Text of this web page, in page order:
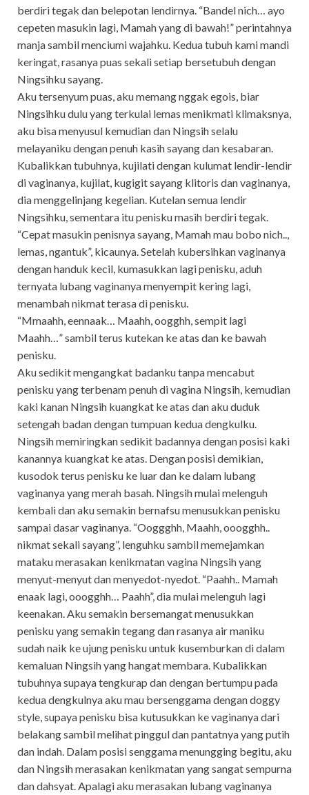
berdiri tegak dan belepotan lendirnya. “Bandel nich… ayo
cepeten masukin lagi, Mamah yang di bawah!” perintahnya
manja sambil menciumi wajahku. Kedua tubuh kami mandi
keringat, rasanya puas sekali setiap bersetubuh dengan
Ningsihku sayang.
Aku tersenyum puas, aku memang nggak egois, biar
Ningsihku dulu yang terkulai lemas menikmati klimaksnya,
aku bisa menyusul kemudian dan Ningsih selalu
melayaniku dengan penuh kasih sayang dan kesabaran.
Kubalikkan tubuhnya, kujilati dengan kulumat lendir-lendir
di vaginanya, kujilat, kugigit sayang klitoris dan vaginanya,
dia menggelinjang kegelian. Kutelan semua lendir
Ningsihku, sementara itu penisku masih berdiri tegak.
“Cepat masukin penisnya sayang, Mamah mau bobo nich..,
lemas, ngantuk”, kicaunya. Setelah kubersihkan vaginanya
dengan handuk kecil, kumasukkan lagi penisku, aduh
ternyata lubang vaginanya menyempit kering lagi,
menambah nikmat terasa di penisku.
“Mmaahh, eennaak… Maahh, oogghh, sempit lagi
Maahh…” sambil terus kutekan ke atas dan ke bawah
penisku.
Aku sedikit mengangkat badanku tanpa mencabut
penisku yang terbenam penuh di vagina Ningsih, kemudian
kaki kanan Ningsih kuangkat ke atas dan aku duduk
setengah badan dengan tumpuan kedua dengkulku.
Ningsih memiringkan sedikit badannya dengan posisi kaki
kanannya kuangkat ke atas. Dengan posisi demikian,
kusodok terus penisku ke luar dan ke dalam lubang
vaginanya yang merah basah. Ningsih mulai melenguh
kembali dan aku semakin bernafsu menusukkan penisku
sampai dasar vaginanya. “Ooggghh, Maahh, ooogghh..
nikmat sekali sayang”, lenguhku sambil memejamkan
mataku merasakan kenikmatan vagina Ningsih yang
menyut-menyut dan menyedot-nyedot. “Paahh.. Mamah
enaak lagi, ooogghh… Paahh”, dia mulai melenguh lagi
keenakan. Aku semakin bersemangat menusukkan
penisku yang semakin tegang dan rasanya air maniku
sudah naik ke ujung penisku untuk kusemburkan di dalam
kemaluan Ningsih yang hangat membara. Kubalikkan
tubuhnya supaya tengkurap dan dengan bertumpu pada
kedua dengkulnya aku mau bersenggama dengan doggy
style, supaya penisku bisa kutusukkan ke vaginanya dari
belakang sambil melihat pinggul dan pantatnya yang putih
dan indah. Dalam posisi senggama menungging begitu, aku
dan Ningsih merasakan kenikmatan yang sangat sempurna
dan dahsyat. Apalagi aku merasakan lubang vaginanya